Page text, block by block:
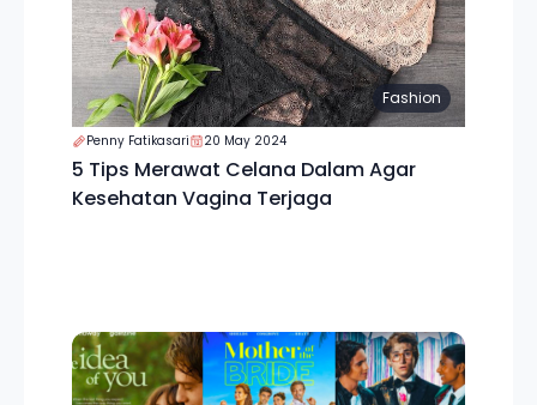
Fashion
Penny Fatikasari 20 May 2024
5 Tips Merawat Celana Dalam Agar
Kesehatan Vagina Terjaga